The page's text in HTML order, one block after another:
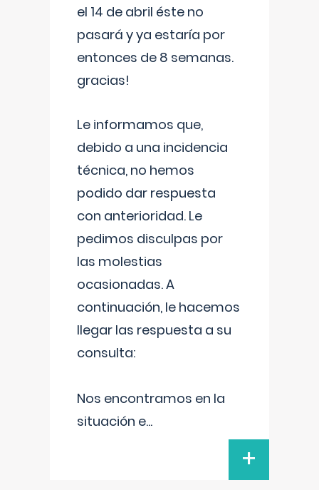
el 14 de abril éste no
pasará y ya estaría por
entonces de 8 semanas.
gracias!
Le informamos que,
debido a una incidencia
técnica, no hemos
podido dar respuesta
con anterioridad. Le
pedimos disculpas por
las molestias
ocasionadas. A
continuación, le hacemos
llegar las respuesta a su
consulta:
Nos encontramos en la
situación e...
+